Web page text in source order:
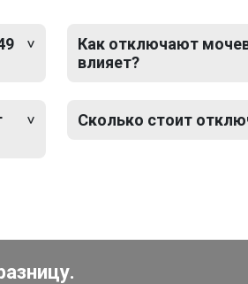
Как отключают
влияет?
Сколько стоит